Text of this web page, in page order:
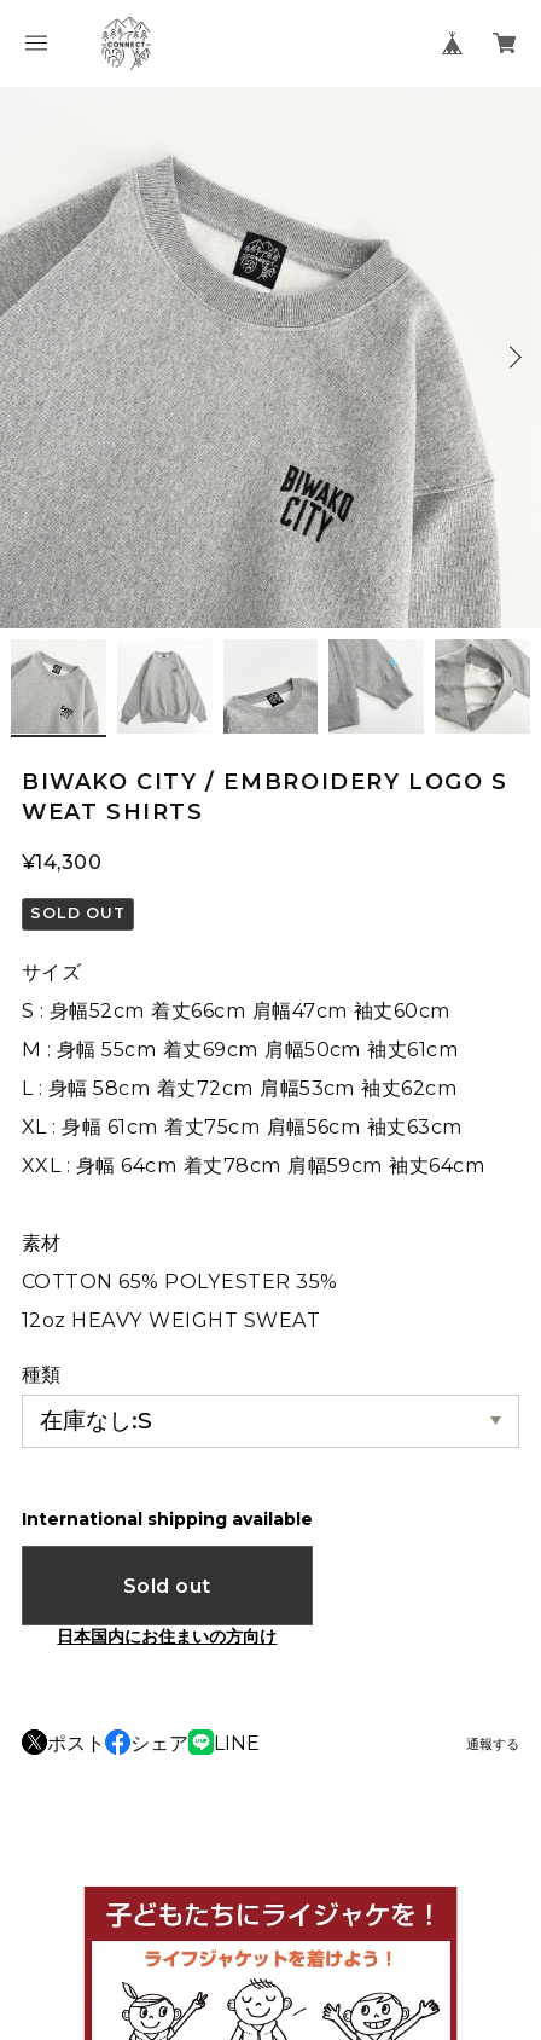
BIWAKO CITY / EMBROIDERY LOGO S
WEAT SHIRTS
¥14,300
SOLD OUT
サイズ
S : 身幅52cm 着丈66cm 肩幅47cm 袖丈60cm
M : 身幅 55cm 着丈69cm 肩幅50cm 袖丈61cm
L : 身幅 58cm 着丈72cm 肩幅53cm 袖丈62cm
XL : 身幅 61cm 着丈75cm 肩幅56cm 袖丈63cm
XXL : 身幅 64cm 着丈78cm 肩幅59cm 袖丈64cm
素材
COTTON 65% POLYESTER 35%
12oz HEAVY WEIGHT SWEAT
種類
International shipping available
Sold out
日本国内にお住まいの方向け
ポスト シェア LINE 通報する